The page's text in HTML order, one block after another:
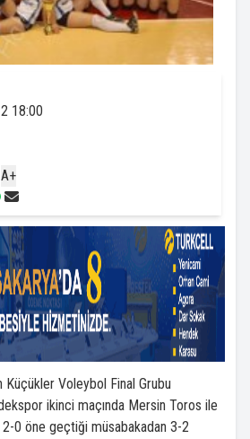
18:00
A+
Küçükler Voleybol Final Grubu
ikinci maçında Mersin Toros ile
2-0 öne geçtiği müsabakadan 3-2